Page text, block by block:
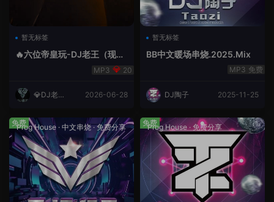
暂无标签
🔥六位帝皇玩-DJ老王（现场
20
💎DJ老王
2026-06-28
暂无标签
BB中文暖场串烧.2025.Mix
免费
DJ陶子 2025-11-25
Prog House · 中文串烧·免费分享
免费 Prog House·免费分享
免费